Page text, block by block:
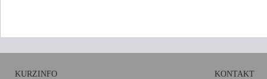
KURZINFO KONTAKT